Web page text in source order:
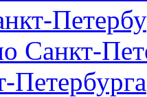
Санкт-
Петербурга